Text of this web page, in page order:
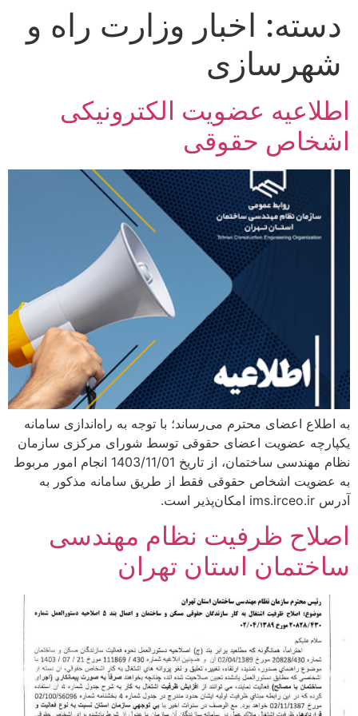
دسته: اخبار وزارت راه و
شهرسازی
اطلاعیه عضويت الکترونيکی
اشخاص حقوقی
به اطلاع اعضای محترم می‌رساند؛ با توجه به راه‌اندازی سامانه
یکپارچه عضویت اعضای حقوقی توسط شورای مرکزی سازمان
نظام مهندسی ساختمان، از تاریخ 1403/11/01 انجام امور مربوط
به عضویت اشخاص حقوقی فقط از طریق سامانه مذکور به
آدرس ims.irceo.ir امکان‌پذیر است.
اصلاح ظرفیت نظام مهندسی
ساختمان استان تهران